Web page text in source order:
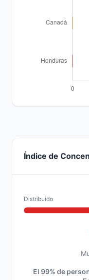
Índice de
Distribuido
El 99% de